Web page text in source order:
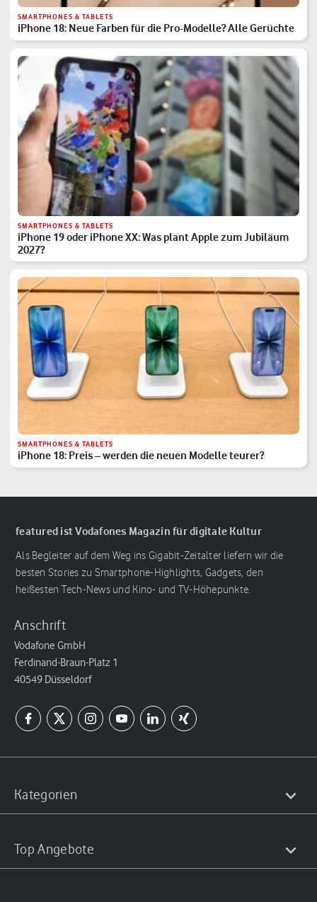
SMARTPHONES & TABLETS
iPhone 18: Neue Farben für die Pro-Modelle? Alle Gerüchte
SMARTPHONES & TABLETS
iPhone 19 oder iPhone XX: Was plant Apple zum Jubiläum
2027?
SMARTPHONES & TABLETS
iPhone 18: Preis – werden die neuen Modelle teurer?
featured ist Vodafones Magazin für digitale Kultur
Als Begleiter auf dem Weg ins Gigabit-Zeitalter liefern wir die
besten Stories zu Smartphone-Highlights, Gadgets, den
heißesten Tech-News und Kino- und TV-Höhepunkte.
Anschrift
Vodafone GmbH
Ferdinand-Braun-Platz 1
40549 Düsseldorf
Kategorien
Top Angebote